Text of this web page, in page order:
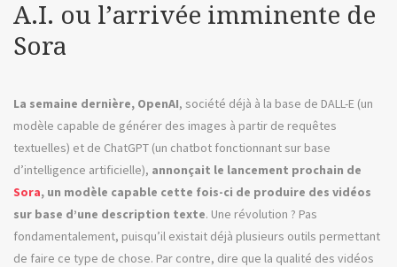
un
A.I. ou l’arrivée imminente de
Sora
La semaine dernière, OpenAI, société déjà à la base de DALL-E (un
modèle capable de générer des images à partir de requêtes
textuelles) et de ChatGPT (un chatbot fonctionnant sur base
d’intelligence artificielle), annonçait le lancement prochain de
Sora, un modèle capable cette fois-ci de produire des vidéos
sur base d’une description texte. Une révolution ? Pas
fondamentalement, puisqu’il existait déjà plusieurs outils permettant
de faire ce type de chose. Par contre, dire que la qualité des vidéos